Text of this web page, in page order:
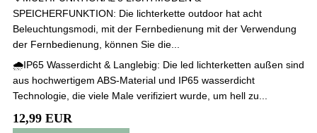
SPEICHERFUNKTION: Die lichterkette outdoor hat acht
Beleuchtungsmodi, mit der Fernbedienung mit der Verwendung
der Fernbedienung, können Sie die...
🌧️IP65 Wasserdicht & Langlebig: Die led lichterketten außen sind
aus hochwertigem ABS-Material und IP65 wasserdicht
Technologie, die viele Male verifiziert wurde, um hell zu...
12,99 EUR